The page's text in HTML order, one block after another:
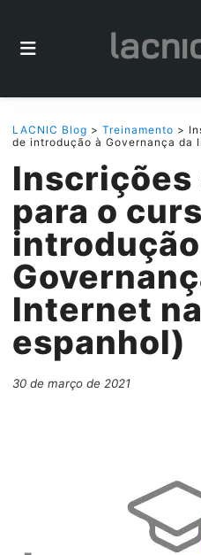
LACNIC Blog > Treinamento >
de introdução à Governança da
para o
Internet
espanhol)
30 de março de 2021